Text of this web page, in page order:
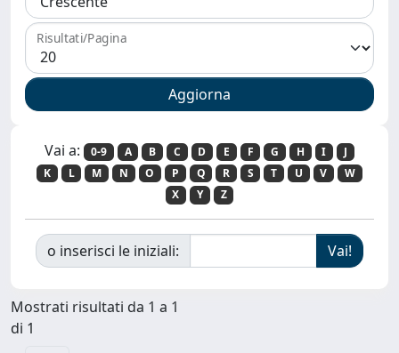
Risultati/Pagina
Vai a: 0-9 A B C D E F G H I
J
K
L M N O P Q R S T U V
W
X
Y Z
o inserisci le iniziali:
Mostrati risultati da 1 a 1
di 1